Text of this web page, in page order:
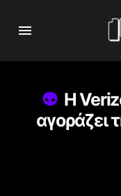
Η
αγοράζει